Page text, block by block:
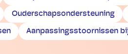
Ouderschapsondersteuning
Aanpassingsstoornissen